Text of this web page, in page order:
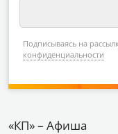
Подписываясь на
конфиденциальности
«КП» – Афиша